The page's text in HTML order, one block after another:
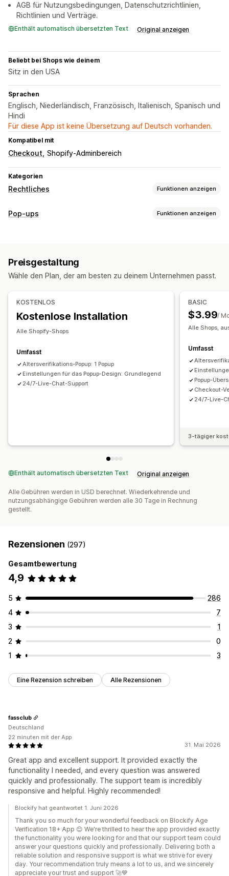
AGB für Nutzungsbedingungen, Datenschutzrichtlinien,
Richtlinien und Verträge.
Enthält automatisch übersetzten Text Original anzeigen
Beliebt bei Shops wie deinem
Sitz in den USA
Sprachen
Englisch, Niederländisch, Französisch, Italienisch, Spanisch und
Hindi
Für diese App ist keine Übersetzung auf Deutsch vorhanden.
Kompatibel mit
Checkout Shopify-Adminbereich
Kategorien
Rechtliches Funktionen anzeigen
Compliance
Anpassung
Kontrollkästchen
Popups
Farbe und Schriftart
Seitenbeschränkung
Benutzerdefinierter Text
Schaltflächen
Pop-ups Funktionen anzeigen
Popups verwalten
Preisgestaltung
Wähle den Plan, der am besten zu deinem Unternehmen passt.
KOSTENLOS
Kostenlose Installation
Alle Shopify-Shops
Umfasst
Altersverifikations-Popup: 1 Popup
Einstellungen für das Popup-Design: Grundlegend
24/7-Live-Chat-Support
BASIC
$3.99/
Alle Shops,
Umfasst
Popup-
Checkout-
24/7-Live-
3-tägiger
Enthält automatisch übersetzten Text Original anzeigen
Alle Gebühren werden in USD berechnet. Wiederkehrende und
nutzungsabhängige Gebühren werden alle 30 Tage in Rechnung
gestellt.
Rezensionen (297)
Gesamtbewertung
4,9
5
286
4
7
3
1
2
0
1
3
Eine Rezension schreiben Alle Rezensionen
31. Mai 2026
Great app and excellent support. It provided exactly the
functionality I needed, and every question was answered
quickly and professionally. The support team is incredibly
responsive and helpful. Highly recommended!
fassclub
Deutschland
22 minuten mit der App
Blockify hat geantwortet 1. Juni 2026
Thank you so much for your wonderful feedback on Blockify Age
Verification 18+ App 😊 We're thrilled to hear the app provided exactly
the functionality you were looking for and that our support team could
answer your questions quickly and professionally. Delivering both a
reliable solution and responsive support is what we strive for every
day. Your recommendation truly means a lot to us, and we sincerely
appreciate your trust and support 🚀💙